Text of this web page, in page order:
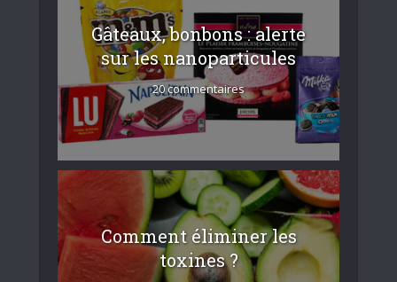
Gâteaux, bonbons : alerte
sur les nanoparticules
20 commentaires
Comment éliminer les
toxines ?